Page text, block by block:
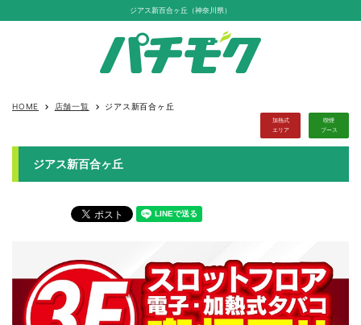
ジアス新百合ヶ丘（神奈川県）
HOME keyboard_arrow_right 店舗一覧 keyboard_arrow_right ジアス新百合ヶ丘
加熱式
エリア
喫煙
ブース
ジアス新百合ヶ丘